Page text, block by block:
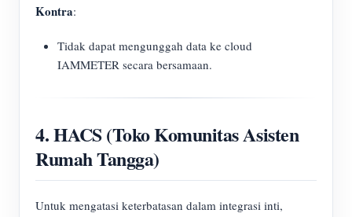
Kontra:
Tidak dapat mengunggah data ke cloud
IAMMETER secara bersamaan.
4. HACS (Toko Komunitas Asisten
Rumah Tangga)
Untuk mengatasi keterbatasan dalam integrasi inti,